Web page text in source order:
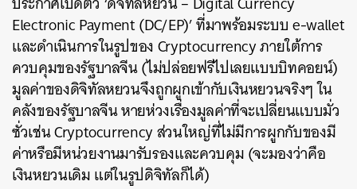
Electronic Payment (DC/EP)’ ที่มาพร้อมระบบ e-wallet
และดำเนินการในรูปของ Cryptocurrency ภายใต้การ
ควบคุมของรัฐบาลจีน (ไม่ปล่อยฟรีไปเลยแบบบิทคอยน์)
มูลค่าของดิจิทัลหยวนจึงถูกผูกเข้ากับเงินหยวนจริงๆ ใน
คลังของรัฐบาลจีน หายห่วงเรื่องมูลค่าที่จะเปลี่ยนแบบมั่ว
ซั่วเช่น Cryptocurrency ส่วนใหญ่ที่ไม่มีการผูกกับของมี
ค่าหรือมีหน่วยงานมารับรองและควบคุม (จะมองว่าคือ
เงินหยวนเดิม แต่ในรูปดิจิทัลก็ได้)